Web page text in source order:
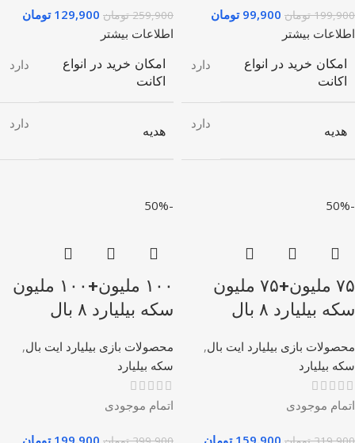
199,900 تومان 99,900 تومان
اطلاعات بیشتر
امکان خرید در انواع
اکانت
دارد
هدیه دارد
259,900 تومان 129,900 تومان
اطلاعات بیشتر
امکان خرید در انواع
اکانت
دارد
هدیه دارد
-50%
۷۵ ملیون+۷۵ ملیون
سکه بیلیارد ۸ بال
محصولات بازی بیلیارد ایت بال,
سکه بیلیارد
اتمام موجودی
159,900 تومان
-50%
۱۰۰ ملیون+۱۰۰ ملیون
سکه بیلیارد ۸ بال
محصولات بازی بیلیارد ایت بال,
سکه بیلیارد
اتمام موجودی
199,900 تومان